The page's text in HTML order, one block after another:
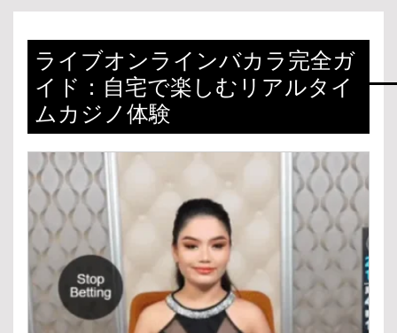
ライブオンラインバカラ完全ガ
イド：自宅で楽しむリアルタイ
ムカジノ体験